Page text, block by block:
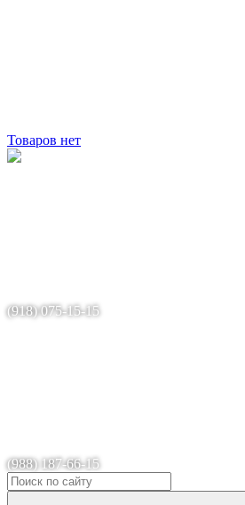
Товаров нет
(918) 075-15-15
(988) 187-66-15